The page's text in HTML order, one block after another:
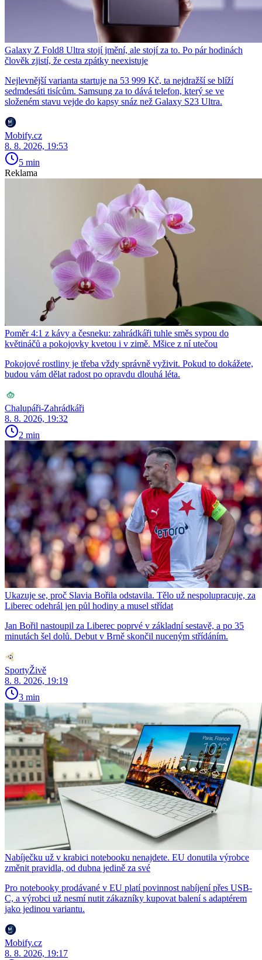
Galaxy Z Fold8 Ultra stojí jmění, ale stojí za to. Po pár hodinách
člověk zjistí, že cesta zpátky neexistuje
Nejlevnější varianta startuje na 53 999 Kč, ta nejdražší se blíží
sedmdesáti tisícům. Samsung za to dává telefon, který se ve
složeném stavu vejde do kapsy snáz než Galaxy S23 Ultra.
Mobify.cz
8. 8. 2026, 19:53
5 min
Reklama
Poměr 4:1 z kávy a česneku: zahrádkáři tuhle směs sypou do
květináčů a pokojovky kvetou i v zimě. Mšice z ní utečou
Pokojové rostliny je třeba vždy správně vyživit. Pokud to dokážete,
budou vám dělat radost po opravdu dlouhá léta.
Chalupáři-Zahrádkáři
8. 8. 2026, 19:32
2 min
Ukazuje se, proč Slavia Bořila odstavila. Tělo už nespolupracuje, za
Liberec odehrál jen půl hodiny a musel střídat
Jan Bořil nastoupil za Liberec poprvé v základní sestavě, a po 35
minutách šel dolů. Debut v Brně skončil nuceným střídáním.
SportyŽivě
8. 8. 2026, 19:19
3 min
Nabíječku už v krabici notebooku nenajdete. EU donutila výrobce
změnit pravidla, od dubna jedině za své
Pro notebooky prodávané v EU platí povinnost nabíjení přes USB-
C, a výrobci už nesmí nutit zákazníky kupovat balení s adaptérem
jako jedinou variantu.
Mobify.cz
8. 8. 2026, 19:17